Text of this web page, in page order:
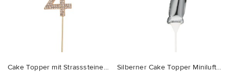
Cake Topper mit Strasssteinen - Nummer 4
Silberner Cake Topper Miniluftballon Ziffer 7